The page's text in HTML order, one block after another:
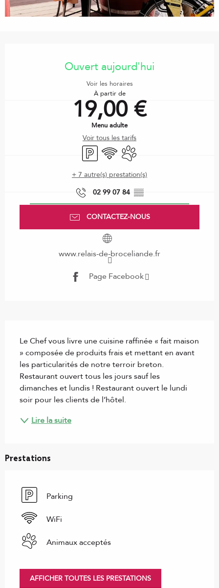
Ouvert aujourd'hui
Voir les horaires
À partir de
19,00 €
Menu adulte
Voir tous les tarifs
ParkingWiFi Animaux acceptés
+ 7 autre(s) prestation(s)
02 99 07 84 ▒▒
CONTACTEZ-NOUS
www.relais-de-broceliande.fr
Page Facebook
Le Chef vous livre une cuisine raffinée « fait maison
» composée de produits frais et mettant en avant
les particularités de notre terroir breton.
Restaurant ouvert tous les jours sauf les
dimanches et lundis ! Restaurant ouvert le lundi
soir pour les clients de l’hôtel.
Lire la suite
Prestations
Parking
WiFi
Animaux acceptés
AFFICHER TOUTES LES PRESTATIONS